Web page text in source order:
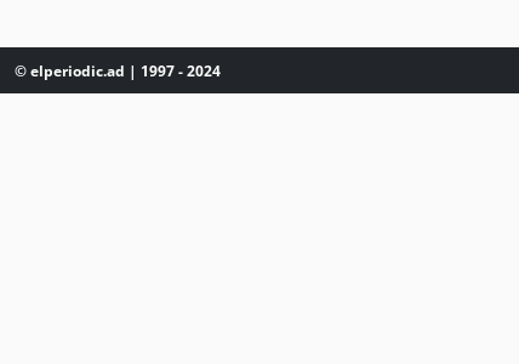
© elperiodic.ad | 1997 - 2024